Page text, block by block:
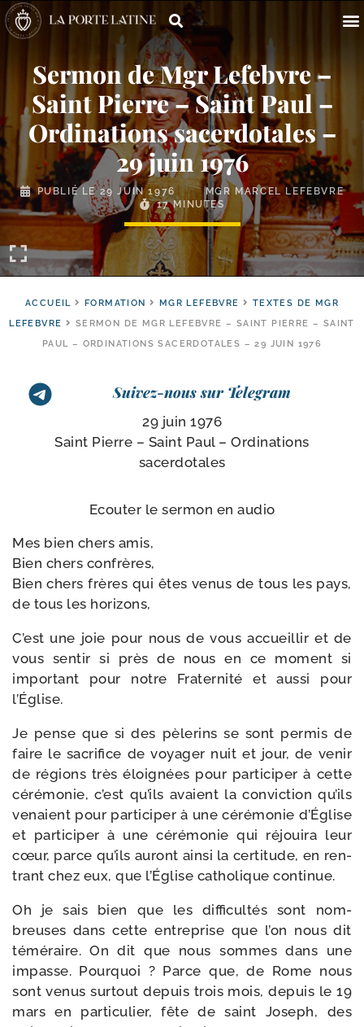
Sermon de Mgr Lefebvre –
Saint Pierre – Saint Paul –
Ordinations sacerdotales –
29 juin 1976
PUBLIÉ LE 29 JUIN 1976
MGR MARCEL LEFEBVRE
17 MINUTES
ACCUEIL FORMATION MGR LEFEBVRE
TEXTES DE MGR
LEFEBVRE
SERMON DE MGR LEFEBVRE – SAINT PIERRE – SAINT
PAUL – ORDINATIONS SACERDOTALES – 29 JUIN 1976
Suivez-nous sur Telegram
29 juin 1976
Saint Pierre – Saint Paul – Ordinations
sacerdotales
Ecouter le ser­mon en audio
Mes bien chers amis,
Bien chers confrères,
Bien chers frères qui êtes venus de tous les pays,
de tous les horizons,
C’est une joie pour nous de vous accueillir et de
vous sen­tir si près de nous en ce moment si
impor­tant pour notre Fraternité et aus­si pour
l’Église.
Je pense que si des pèle­rins se sont per­mis de
faire le sacri­fice de voya­ger nuit et jour, de venir
de régions très éloi­gnées pour par­ti­ci­per à cette
céré­mo­nie, c’est qu’ils avaient la convic­tion qu’ils
venaient pour par­ti­ci­per à une céré­mo­nie d’Église
et par­ti­ci­per à une céré­mo­nie qui réjoui­ra leur
cœur, parce qu’ils auront ain­si la cer­ti­tude, en ren­
trant chez eux, que l’Église catho­lique continue.
Oh je sais bien que les dif­fi­cul­tés sont nom­
breuses dans cette entre­prise que l’on nous dit
témé­raire. On dit que nous sommes dans une
impasse. Pourquoi ? Parce que, de Rome nous
sont venus sur­tout depuis trois mois, depuis le 19
mars en par­ti­cu­lier, fête de saint Joseph, des